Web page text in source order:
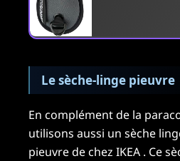
Le sèche-linge pieuvre
En complément de la
utilisons aussi un sèche
pieuvre de chez IKEA . Ce